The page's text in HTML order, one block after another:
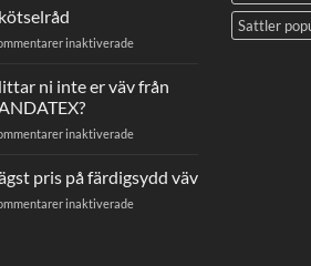
du
markisväv
inaktiveradeför
ni inte er väv från
inaktiveradeför
inte
er
pris på färdigsydd väv
inaktiveradeför
Sattler